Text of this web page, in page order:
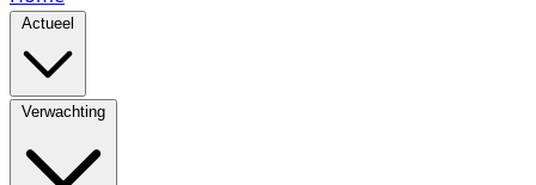
Actueel
Verwachting